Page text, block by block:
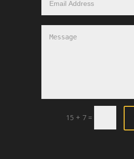
15 + 7 =